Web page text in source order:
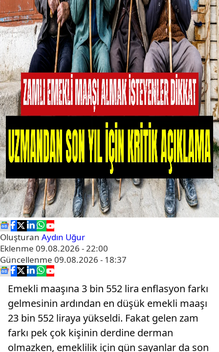
Oluşturan Aydın Uğur
Eklenme 09.08.2026 - 22:00
Güncellenme 09.08.2026 - 18:37
Emekli maaşına 3 bin 552 lira enflasyon farkı
gelmesinin ardından en düşük emekli maaşı
23 bin 552 liraya yükseldi. Fakat gelen zam
farkı pek çok kişinin derdine derman
olmazken, emeklilik için gün sayanlar da son